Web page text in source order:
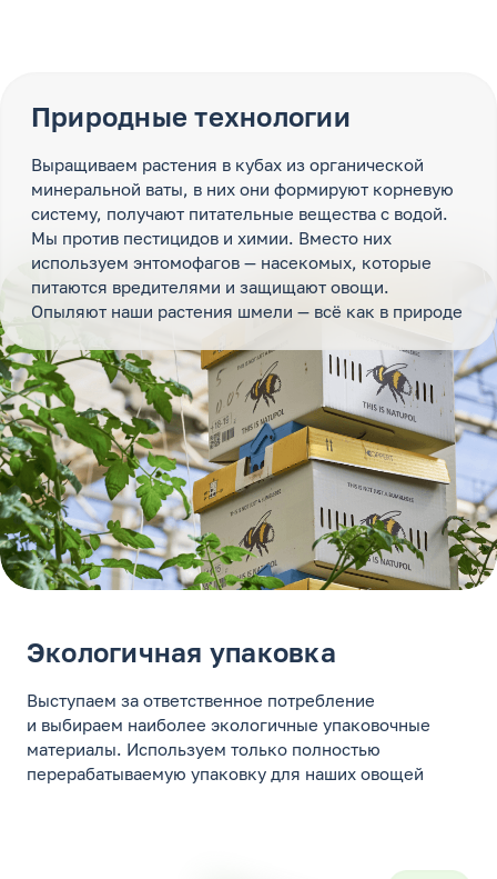
Природные технологии
Выращиваем растения в кубах из органической
минеральной ваты, в них они формируют корневую
систему, получают питательные вещества с водой.
Мы против пестицидов и химии. Вместо них
используем энтомофагов — насекомых, которые
питаются вредителями и защищают овощи.
Опыляют наши растения шмели — всё как в природе
Экологичная упаковка
Выступаем за ответственное потребление
и выбираем наиболее экологичные упаковочные
материалы. Используем только полностью
перерабатываемую упаковку для наших овощей